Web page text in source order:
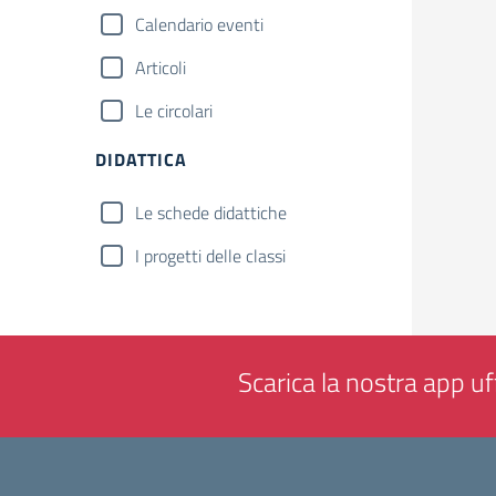
Calendario eventi
Articoli
Le circolari
DIDATTICA
Le schede didattiche
I progetti delle classi
Scarica la nostra app